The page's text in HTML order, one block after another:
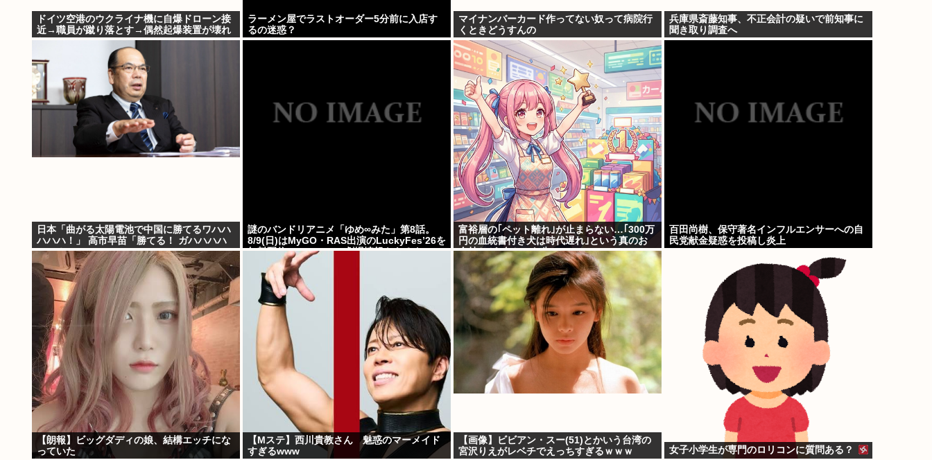
ドイツ空港のウクライナ機に自爆ドローン接
近→職員が蹴り落とす→偶然起爆装置が壊れ
セーフ
ラーメン屋でラストオーダー5分前に入店す
るの迷惑？
マイナンバーカード作ってない奴って病院行
くときどうすんの
兵庫県斎藤知事、不正会計の疑いで前知事に
聞き取り調査へ
日本「曲がる太陽電池で中国に勝てるワハハ
ハハハ！」 高市早苗「勝てる！ ガハハハハ
ハハ！」
謎のバンドリアニメ「ゆめ∞みた」第8話。
8/9(日)はMyGO・RAS出演のLuckyFes’26を
無料配信。AveMujica劇場情報もあるよ100
万アツドリ
富裕層の｢ペット離れ｣が止まらない…｢300万
円の血統書付き犬は時代遅れ｣という真のお
金持ちが"向かった先"
百田尚樹、保守著名インフルエンサーへの自
民党献金疑惑を投稿し炎上
【朗報】ビッグダディの娘、結構エッチにな
っていた
【Mステ】西川貴教さん 魅惑のマーメイド
すぎるwww
【画像】ビビアン・スー(51)とかいう台湾の
宮沢りえがレベチでえっちすぎるｗｗｗ
女子小学生が専門のロリコンに質問ある？